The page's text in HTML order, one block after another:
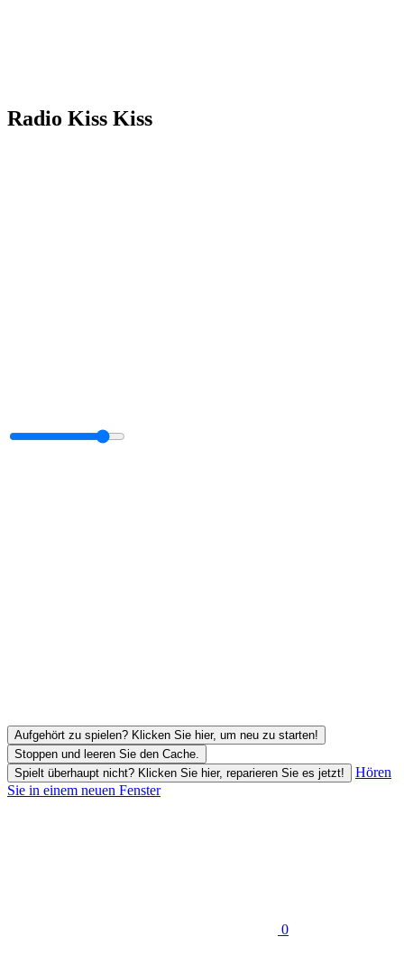
Radio Kiss Kiss
Aufgehört zu spielen? Klicken Sie hier, um neu zu starten!
Stoppen und leeren Sie den Cache.
Spielt überhaupt nicht? Klicken Sie hier, reparieren Sie es jetzt!
Hören
Sie in einem neuen Fenster
0